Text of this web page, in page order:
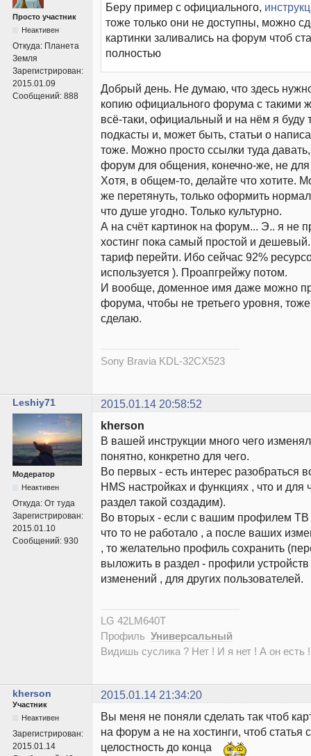
Просто участник
Неактивен
Откуда: Планета
Земля
Зарегистрирован:
2015.01.09
Сообщений: 888
Беру пример с официального,
тоже только они не доступны, можно
картинки заливались на форум чтоб
полностью
Добрый день. Не думаю, что здесь
копию официального форума с такими
всё-таки, официальный и на нём я буду
подкасты и, может быть, статьи о
тоже. Можно просто ссылки туда
форум для общения, конечно-же, не
Хотя, в общем-то, делайте что хотите.
же перетянуть, только оформить
что душе угодно. Только культурно.
А на счёт картинок на форум... Э.. я не
хостинг пока самый простой и
тариф перейти. Ибо сейчас 92%
используется ). Проапгрейжу потом.
И вообще, доменное имя даже можно
форума, чтобы не третьего уровня,
сделаю.
Sony Bravia KDL-32CX523
Leshiy71 2015.01.14 20:58:52
Модератор
Неактивен
Откуда: От туда
Зарегистрирован:
2015.01.10
Сообщений: 930
kherson
В вашей инструкции много чего
понятно, конкретно для чего.
Во первых - есть интерес разобраться
HMS настройках и функциях , что и для
раздел такой создадим).
Во вторых - если с вашим профилем ТВ
что то не работало , а после ваших
, то желательно профиль сохранить
выложить в раздел - профили
изменений , для других пользователей.
LG 42LM640T
Профиль Универсальный
Видишь суслика ? Нет ! И я нет ! А он есть
kherson 2015.01.14 21:34:20
Участник
Неактивен
Зарегистрирован:
2015.01.14
Вы меня не поняли сделать так чтоб
на форум а не на хостинги, чтоб статья
целостность до конца